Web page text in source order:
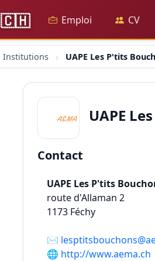
🇨🇭 Emploi CV
Institutions UAPE Les P'tits
UAPE
Contact
UAPE Les P'tits
route d'Allaman 2
1173 Féchy
✉️
🌐 http://www.aema.ch